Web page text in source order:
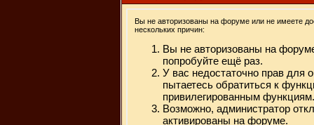
Вы не авторизованы на форуме или не имеете
нескольких причин:
Вы не авторизованы на
попробуйте ещё раз.
У вас недостаточно прав для
пытаетесь обратиться к
привилегированным функциям.
Возможно, администратор
активированы на форуме.